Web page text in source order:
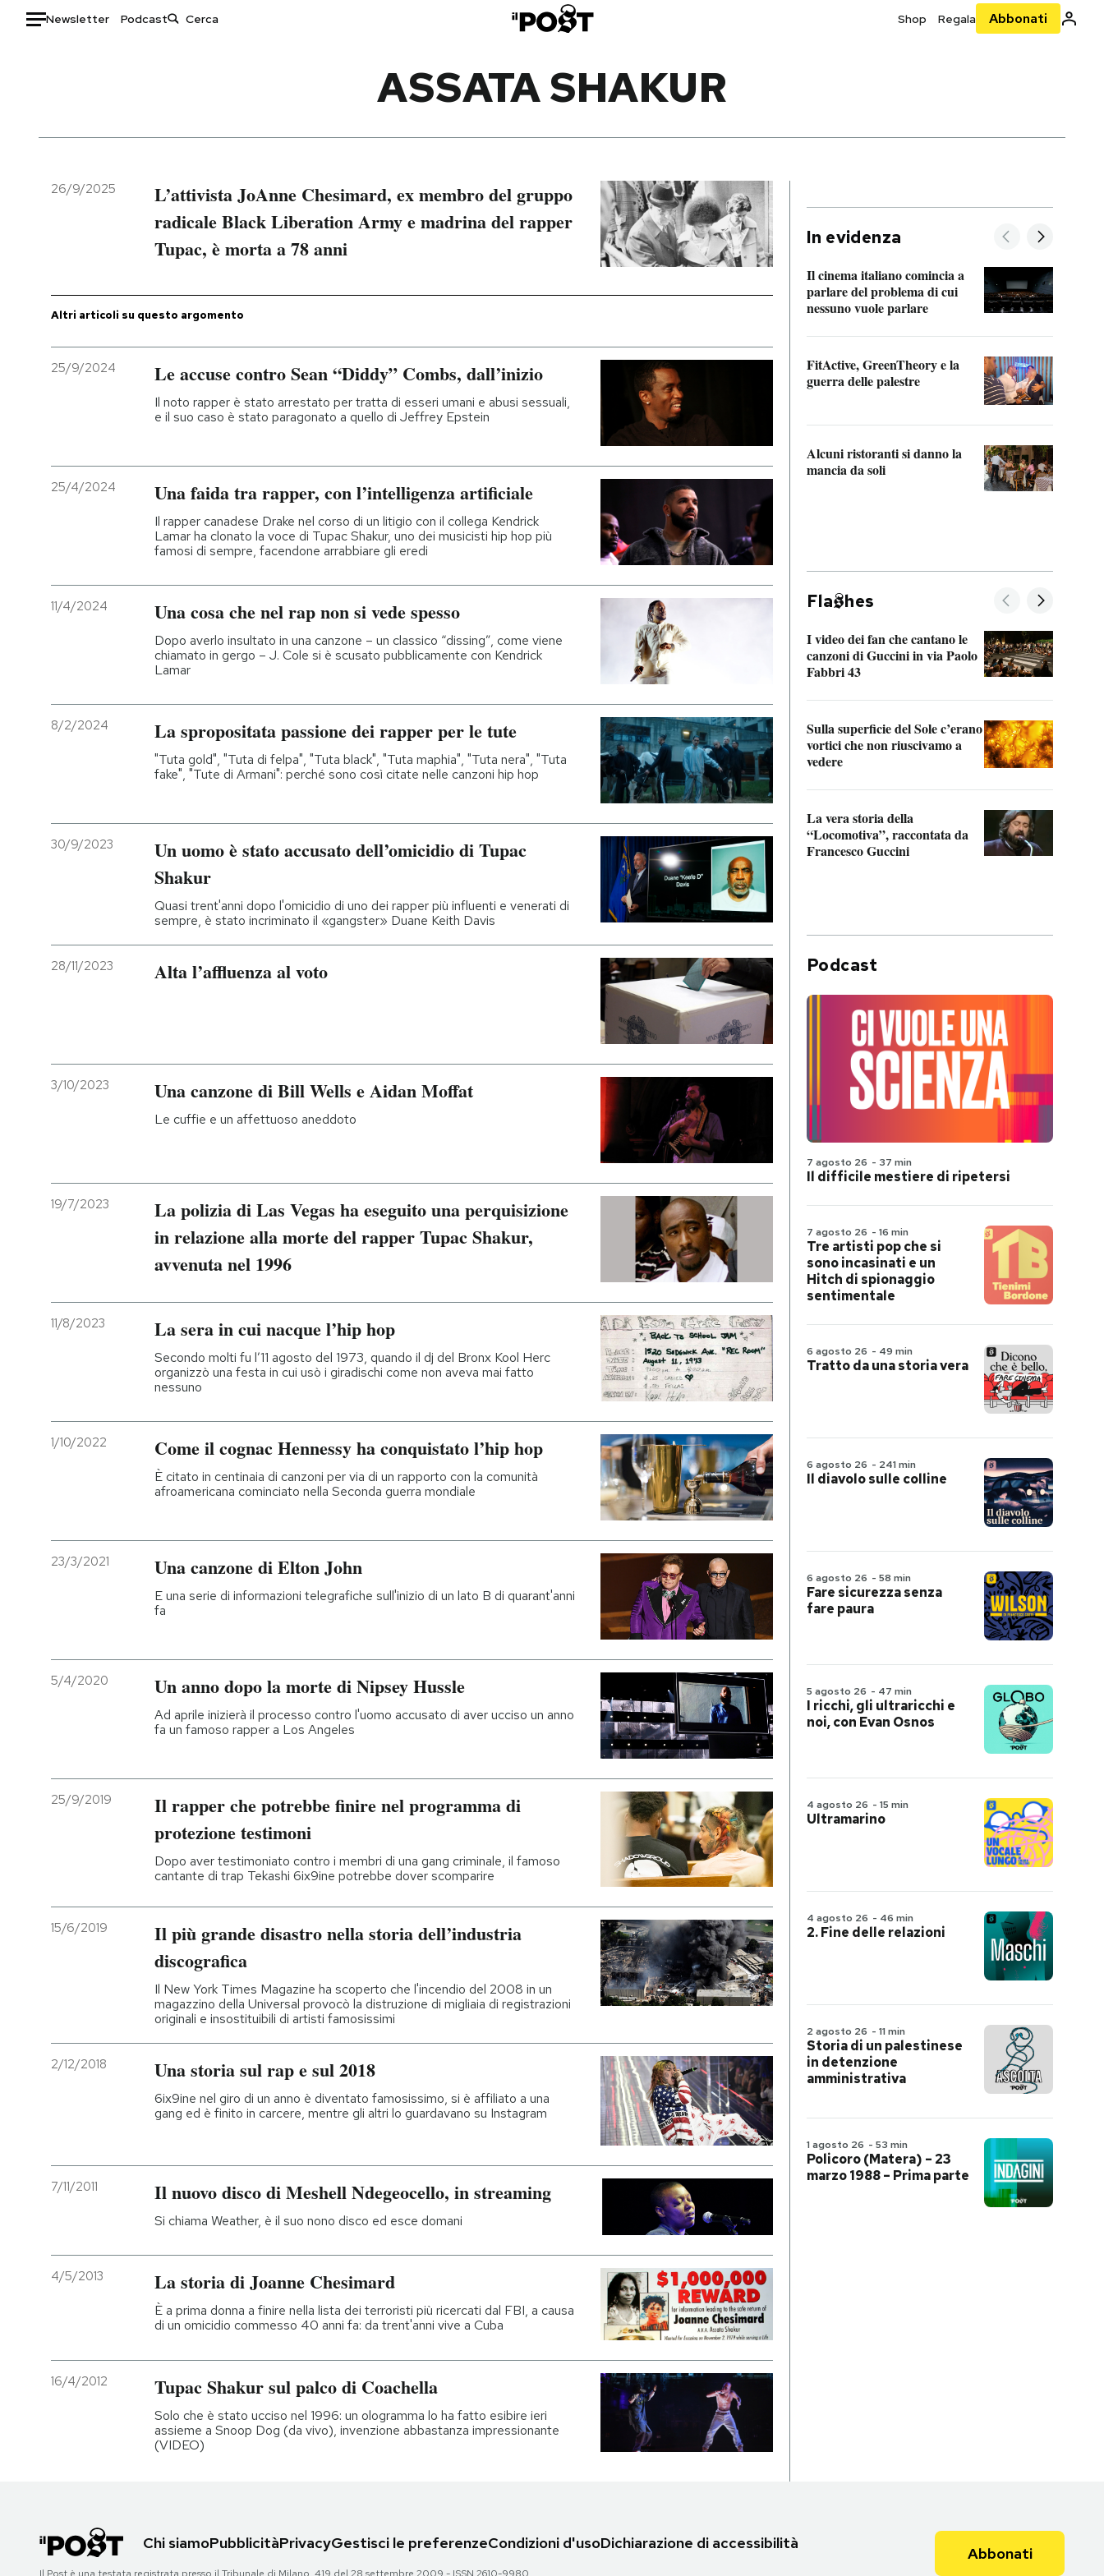
Newsletter Podcast Shop Regala Abbonati
Italia
Politica
Moda
Ok Boomer!
Media
CALENDARIO
AREA PERSONALE
Entra
ASSATA SHAKUR
26/9/2025
L’attivista JoAnne Chesimard, ex membro del gruppo
radicale Black Liberation Army e madrina del rapper
Tupac, è morta a 78 anni
Altri articoli su questo argomento
25/9/2024 Le accuse contro Sean “Diddy” Combs, dall’inizio
Il noto rapper è stato arrestato per tratta di esseri umani e abusi sessuali,
e il suo caso è stato paragonato a quello di Jeffrey Epstein
25/4/2024 Una faida tra rapper, con l’intelligenza artificiale
Il rapper canadese Drake nel corso di un litigio con il collega Kendrick
Lamar ha clonato la voce di Tupac Shakur, uno dei musicisti hip hop più
famosi di sempre, facendone arrabbiare gli eredi
11/4/2024 Una cosa che nel rap non si vede spesso
Dopo averlo insultato in una canzone – un classico “dissing”, come viene
chiamato in gergo – J. Cole si è scusato pubblicamente con Kendrick
Lamar
8/2/2024 La spropositata passione dei rapper per le tute
"Tuta gold", "Tuta di felpa", "Tuta black", "Tuta maphia", "Tuta nera", "Tuta
fake", "Tute di Armani": perché sono così citate nelle canzoni hip hop
30/9/2023
Un uomo è stato accusato dell’omicidio di Tupac
Shakur
Quasi trent'anni dopo l'omicidio di uno dei rapper più influenti e venerati di
sempre, è stato incriminato il «gangster» Duane Keith Davis
28/11/2023 Alta l’affluenza al voto
3/10/2023 Una canzone di Bill Wells e Aidan Moffat
Le cuffie e un affettuoso aneddoto
19/7/2023
La polizia di Las Vegas ha eseguito una perquisizione
in relazione alla morte del rapper Tupac Shakur,
avvenuta nel 1996
11/8/2023 La sera in cui nacque l’hip hop
Secondo molti fu l’11 agosto del 1973, quando il dj del Bronx Kool Herc
organizzò una festa in cui usò i giradischi come non aveva mai fatto
nessuno
1/10/2022 Come il cognac Hennessy ha conquistato l’hip hop
È citato in centinaia di canzoni per via di un rapporto con la comunità
afroamericana cominciato nella Seconda guerra mondiale
23/3/2021 Una canzone di Elton John
E una serie di informazioni telegrafiche sull'inizio di un lato B di quarant'anni
fa
5/4/2020 Un anno dopo la morte di Nipsey Hussle
Ad aprile inizierà il processo contro l'uomo accusato di aver ucciso un anno
fa un famoso rapper a Los Angeles
25/9/2019
Il rapper che potrebbe finire nel programma di
protezione testimoni
Dopo aver testimoniato contro i membri di una gang criminale, il famoso
cantante di trap Tekashi 6ix9ine potrebbe dover scomparire
15/6/2019
Il più grande disastro nella storia dell’industria
discografica
Il New York Times Magazine ha scoperto che l'incendio del 2008 in un
magazzino della Universal provocò la distruzione di migliaia di registrazioni
originali e insostituibili di artisti famosissimi
2/12/2018 Una storia sul rap e sul 2018
6ix9ine nel giro di un anno è diventato famosissimo, si è affiliato a una
gang ed è finito in carcere, mentre gli altri lo guardavano su Instagram
7/11/2011 Il nuovo disco di Meshell Ndegeocello, in streaming
Si chiama Weather, è il suo nono disco ed esce domani
4/5/2013 La storia di Joanne Chesimard
È a prima donna a finire nella lista dei terroristi più ricercati dal FBI, a causa
di un omicidio commesso 40 anni fa: da trent'anni vive a Cuba
16/4/2012 Tupac Shakur sul palco di Coachella
Solo che è stato ucciso nel 1996: un ologramma lo ha fatto esibire ieri
assieme a Snoop Dog (da vivo), invenzione abbastanza impressionante
(VIDEO)
In evidenza
Il cinema italiano comincia a
parlare del problema di cui
nessuno vuole parlare
FitActive, GreenTheory e la
guerra delle palestre
Alcuni ristoranti si danno la
mancia da soli
Fla hes
I video dei fan che cantano le
canzoni di Guccini in via Paolo
Fabbri 43
Sulla superficie del Sole c’erano
vortici che non riuscivamo a
vedere
La vera storia della
“Locomotiva”, raccontata da
Francesco Guccini
Podcast
7 agosto 26 - 37 min
Il difficile mestiere di ripetersi
7 agosto 26 - 16 min
Tre artisti pop che si
sono incasinati e un
Hitch di spionaggio
sentimentale
6 agosto 26 - 49 min
Tratto da una storia vera
6 agosto 26 - 241 min
Il diavolo sulle colline
6 agosto 26 - 58 min
Fare sicurezza senza
fare paura
5 agosto 26 - 47 min
I ricchi, gli ultraricchi e
noi, con Evan Osnos
4 agosto 26 - 15 min
Ultramarino
4 agosto 26 - 46 min
2. Fine delle relazioni
2 agosto 26 - 11 min
Storia di un palestinese
in detenzione
amministrativa
1 agosto 26 - 53 min
Policoro (Matera) – 23
marzo 1988 – Prima parte
Chi siamoPubblicitàPrivacyGestisci le preferenzeCondizioni d'usoDichiarazione di accessibilità
Il Post è una testata registrata presso il Tribunale di Milano, 419 del 28 settembre 2009 - ISSN 2610-9980
Abbonati